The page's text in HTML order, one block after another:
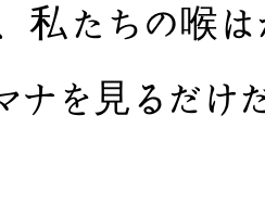
私たちの喉
ナを見るだけ